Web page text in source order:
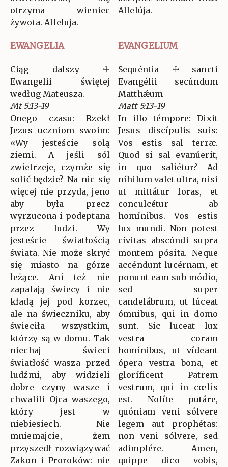
otrzyma wieniec
żywota. Alleluja.
Allelúja.
EWANGELIA EVANGELIUM
Ciąg dalszy ☩
Ewangelii świętej
według Mateusza.
Mt 5:13-19
Onego czasu: Rzekł
Jezus uczniom swoim:
«Wy jesteście solą
ziemi. A jeśli sól
zwietrzeje, czymże się
solić będzie? Na nic się
więcej nie przyda, jeno
aby była precz
wyrzucona i podeptana
przez ludzi. Wy
jesteście światłością
świata. Nie może skryć
się miasto na górze
leżące. Ani też nie
zapalają świecy i nie
kładą jej pod korzec,
ale na świeczniku, aby
świeciła wszystkim,
którzy są w domu. Tak
niechaj świeci
światłość wasza przed
ludźmi, aby widzieli
dobre czyny wasze i
chwalili Ojca waszego,
który jest w
niebiesiech. Nie
mniemajcie, żem
przyszedł rozwiązywać
Zakon i Proroków: nie
Sequéntia ☩ sancti
Evangélii secúndum
Matthǽum
Matt 5:13-19
In illo témpore: Dixit
Jesus discípulis suis:
Vos estis sal terræ.
Quod si sal evanúerit,
in quo saliétur? Ad
níhilum valet ultra, nisi
ut mittátur foras, et
conculcétur ab
homínibus. Vos estis
lux mundi. Non potest
cívitas abscóndi supra
montem pósita. Neque
accéndunt lucérnam, et
ponunt eam sub módio,
sed super
candelábrum, ut lúceat
ómnibus, qui in domo
sunt. Sic luceat lux
vestra coram
homínibus, ut vídeant
ópera vestra bona, et
gloríficent Patrem
vestrum, qui in cœlis
est. Nolíte putáre,
quóniam veni sólvere
legem aut prophétas:
non veni sólvere, sed
adimplére. Amen,
quippe dico vobis,